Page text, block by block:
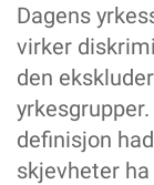
Dagens
virker
den
definisjon
skjevheter